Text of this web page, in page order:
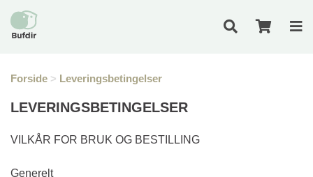
Forside > Leveringsbetingelser
LEVERINGSBETINGELSER
VILKÅR FOR BRUK OG BESTILLING
Generelt